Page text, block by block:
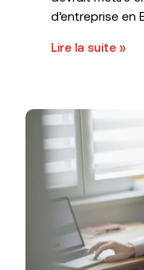
d’entreprise en
Lire la suite »